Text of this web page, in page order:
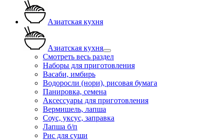
Азиатская кухня
Азиатская кухня
Смотреть весь раздел
Наборы для приготовления
Васаби, имбирь
Водоросли (нори), рисовая бумага
Панировка, семена
Аксессуары для приготовления
Вермишель, лапша
Соус, уксус, заправка
Лапша б/п
Рис для суши